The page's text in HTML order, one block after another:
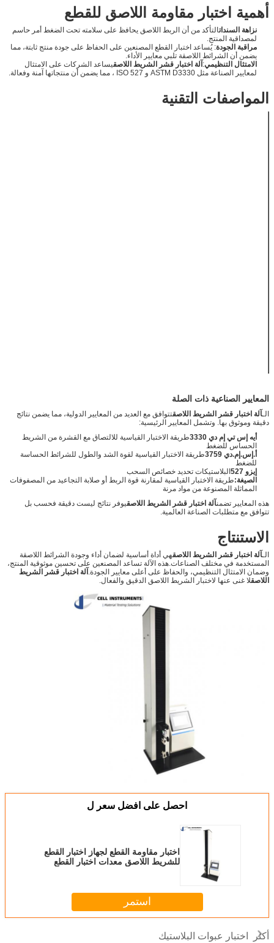
أهمية اختبار مقاومة اللاصق للقطع
نزاهة السنداتالتأكد من أن الربط اللاصق يحافظ على سلامته تحت الضغط أمر حاسم
لمصداقية المنتج.
مراقبة الجودة: يُساعد اختبار القطع المصنعين على الحفاظ على جودة منتج ثابتة، مما
يضمن أن الشرائط اللاصقة تلبي معايير الأداء.
الامتثال التنظيمي:آلة اختبار قشر الشريط اللاصقيساعد الشركات على الامتثال
لمعايير الصناعة مثل ASTM D3330 و ISO 527 ، مما يضمن أن منتجاتها آمنة وفعالة.
المواصفات التقنية
المعايير الصناعية ذات الصلة
الـآلة اختبار قشر الشريط اللاصقتتوافق مع العديد من المعايير الدولية، مما يضمن نتائج
دقيقة وموثوق بها. وتشمل المعايير الرئيسية:
أيه إس تي إم دي 3330
طريقة الاختبار القياسية للالتصاق مع القشرة من الشريط
الحساس للضغط
أ.إس.إم.دي 3759
طريقة الاختبار القياسية لقوة الشد والطول للشرائط الحساسة
للضغط
إيزو 527
البلاستيكات تحديد خصائص السحب
الصيغة:طريقة الاختبار القياسية لمقارنة قوة الربط أو صلابة التجاعيد من المصفوفات
المماثلة المصنوعة من مواد مرنة
هذه المعايير تضمنآلة اختبار قشر الشريط اللاصقيوفر نتائج ليست دقيقة فحسب بل
تتوافق مع متطلبات الصناعة العالمية.
الاستنتاج
الـآلة اختبار قشر الشريط اللاصقهي أداة أساسية لضمان أداء وجودة الشرائط اللاصقة
المستخدمة في مختلف الصناعات.هذه الآلة تساعد المصنعين على تحسين موثوقية المنتج،
وضمان الامتثال التنظيمي، والحفاظ على أعلى معايير الجودة.آلة اختبار قشر الشريط
اللاصقلا غنى عنها لاختبار الشريط اللاصق الدقيق والفعال.
احصل على افضل سعر ل
اختبار مقاومة القطع لجهاز اختبار القطع
للشريط اللاصق معدات اختبار القطع
استمر
أكثر اختبار عبوات البلاستيك